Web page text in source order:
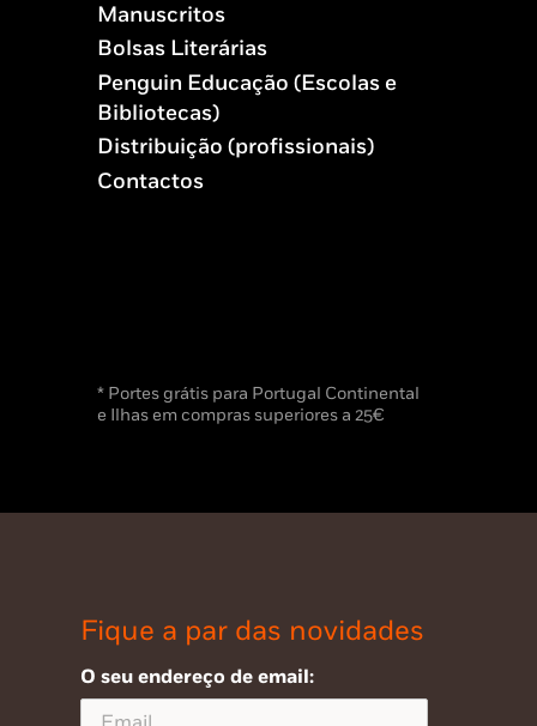
Manuscritos
Bolsas Literárias
Penguin Educação (Escolas e
Bibliotecas)
Distribuição (profissionais)
Contactos
* Portes grátis para Portugal Continental
e Ilhas em compras superiores a 25€
Fique a par das novidades
O seu endereço de email: